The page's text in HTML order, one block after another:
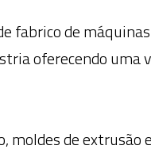
fabrico de
oferecendo
moldes de